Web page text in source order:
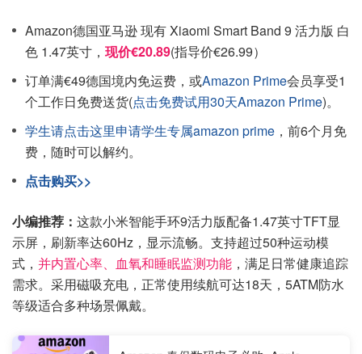
Amazon德国亚马逊 现有 Xiaomi Smart Band 9 活力版 白
色 1.47英寸， 现价€20.89(指导价€26.99）
订单满€49德国境内免运费，或Amazon Prime会员享受1
个工作日免费送货(点击免费试用30天Amazon Prime)。
学生请点击这里申请学生专属amazon prime ，前6个月免
费，随时可以解约。
点击购买>>
小编推荐： 这款小米智能手环9活力版配备1.47英寸TFT显
示屏，刷新率达60Hz，显示流畅。支持超过50种运动模
式， 并内置心率、血氧和睡眠监测功能 ，满足日常健康追踪
需求。采用磁吸充电，正常使用续航可达18天，5ATM防水
等级适合多种场景佩戴。